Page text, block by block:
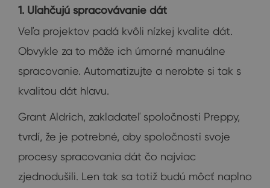
1. Uľahčujú spracovávanie dát
Veľa projektov padá kvôli nízkej kvalite dát.
Obvykle za to môže ich úmorné manuálne
spracovanie. Automatizujte a nerobte si tak s
kvalitou dát hlavu.
Grant Aldrich, zakladateľ spoločnosti Preppy,
tvrdí, že je potrebné, aby spoločnosti svoje
procesy spracovania dát čo najviac
zjednodušili. Len tak sa totiž budú môcť naplno